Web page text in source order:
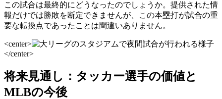
この試合は最終的にどうなったのでしょうか。提供された情
報だけでは勝敗を断定できませんが、この本塁打が試合の重
要な転換点であったことは間違いありません。
<center>
</center>
将来見通し：タッカー選手の価値と
MLBの今後